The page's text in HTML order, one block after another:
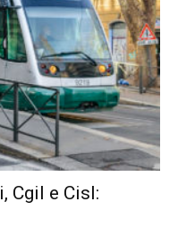
Cgil e Cisl: